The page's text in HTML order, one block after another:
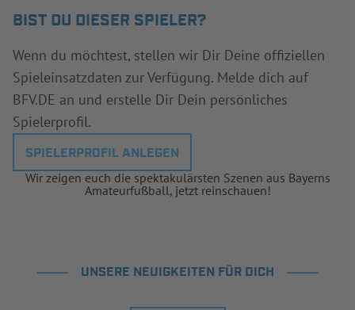
BIST DU DIESER SPIELER?
Wenn du möchtest, stellen wir Dir Deine offiziellen
Spieleinsatzdaten zur Verfügung. Melde dich auf
BFV.DE an und erstelle Dir Dein persönliches
Spielerprofil.
SPIELERPROFIL ANLEGEN
Wir zeigen euch die spektakulärsten Szenen aus Bayerns
Amateurfußball, jetzt reinschauen!
UNSERE NEUIGKEITEN FÜR DICH